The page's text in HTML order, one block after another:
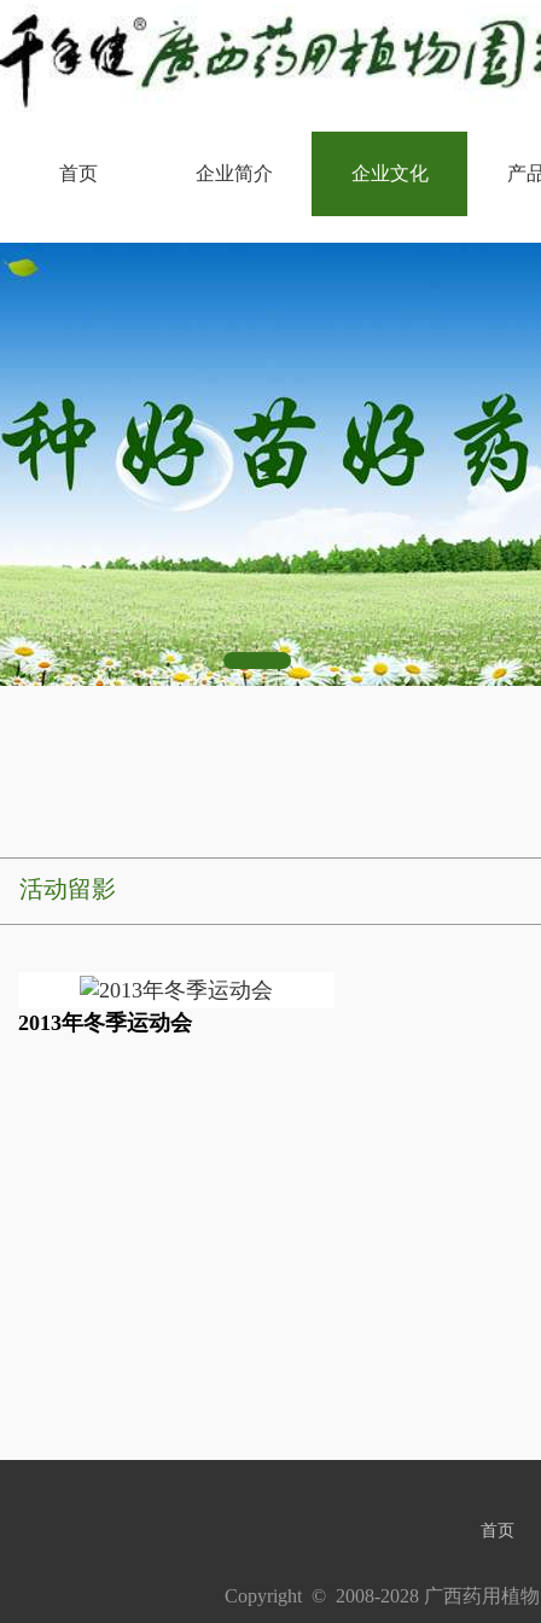
首页 企业简介 企业文化 产
2013年冬季运动会
活动留影
首页
Copyright  ©  2008-2028 广西药用植